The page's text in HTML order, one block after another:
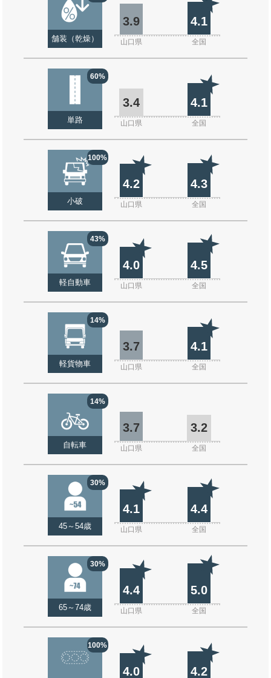
舗装（乾燥）
3.9 4.1
山口県 全国
60%
単路
3.4 4.1
山口県 全国
100%
小破
4.2 4.3
山口県 全国
43%
軽自動車
4.0 4.5
山口県 全国
14%
軽貨物車
3.7 4.1
山口県 全国
14%
自転車
3.7 3.2
山口県 全国
30%
45～54歳
4.1 4.4
山口県 全国
30%
65～74歳
4.4 5.0
山口県 全国
100%
4.0 4.2